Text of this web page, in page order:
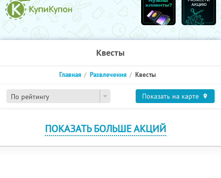
Квесты
По рейтингу
Главная Развлечения Квесты
Показать на карте
ПОКАЗАТЬ БОЛЬШЕ АКЦИЙ